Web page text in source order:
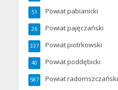
Powiat pabianicki
51
Powiat pajęczański
26
Powiat piotrkowski
337
Powiat poddębicki
40
Powiat radomszczański
587